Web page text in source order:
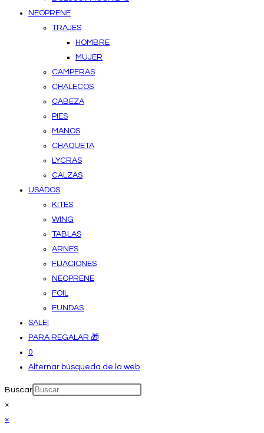
NEOPRENE
TRAJES
HOMBRE
MUJER
CAMPERAS
CHALECOS
CABEZA
PIES
MANOS
CHAQUETA
LYCRAS
CALZAS
USADOS
KITES
WING
TABLAS
ARNES
FIJACIONES
NEOPRENE
FOIL
FUNDAS
SALE!
PARA REGALAR 🎁
0
Alternar búsqueda de la web
Buscar
×
×